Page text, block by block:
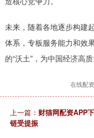
未来，随着各地逐步构建
体系，专板服务能力和效
的“沃土”，为中国经济高
在线配
上一篇： 财猫网配资APP
链受提振